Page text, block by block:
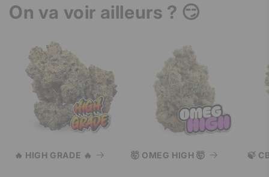
On va voir ailleurs ? 😏
🔥 HIGH GRADE 🔥 🤯 OMEG HIGH 🤯 🍃